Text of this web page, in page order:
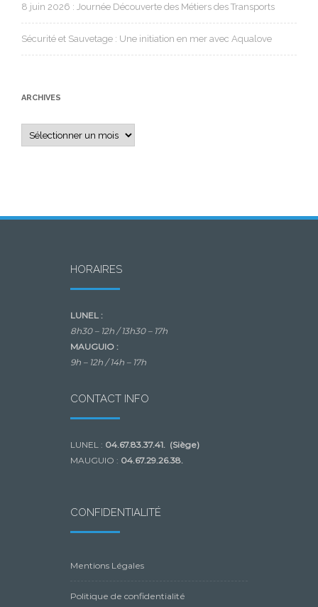
8 juin 2026 : Journée Découverte des Métiers des Transports
Sécurité et Sauvetage : Une initiation en mer avec Aqualove
ARCHIVES
Archives
HORAIRES
LUNEL :
8h30 – 12h /13h30 – 17h
MAUGUIO :
9h – 12h /14h – 17h
CONTACT INFO
LUNEL : 04.67.83.37.41. (Siège)
MAUGUIO : 04.67.29.26.38.
CONFIDENTIALITÉ
Mentions Légales
Politique de confidentialité